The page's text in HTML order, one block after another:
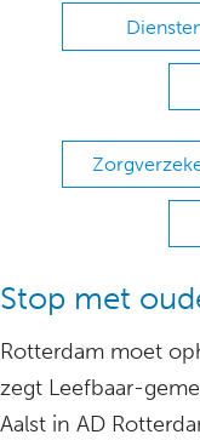
Stop met
Rotterdam moet
zegt Leefbaar-
Aalst in AD